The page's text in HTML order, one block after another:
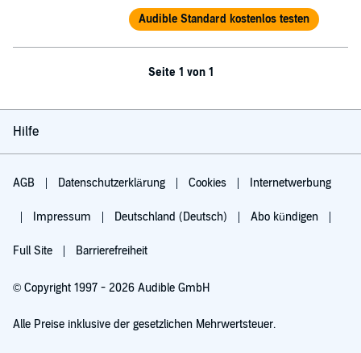
Audible Standard kostenlos testen
Seite 1 von 1
Hilfe
AGB Datenschutzerklärung Cookies Internetwerbung
Impressum Deutschland (Deutsch) Abo kündigen
Full Site Barrierefreiheit
© Copyright 1997 - 2026 Audible GmbH
Alle Preise inklusive der gesetzlichen Mehrwertsteuer.